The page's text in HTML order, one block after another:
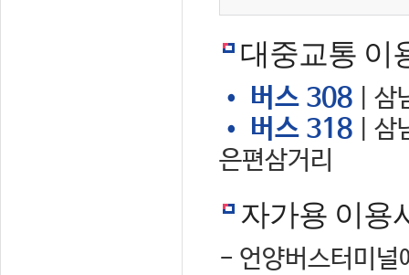
대중교통 이
• 버스 308 | 삼
• 버스 318 | 삼
은편삼거리
자가용 이용
- 언양버스터미널